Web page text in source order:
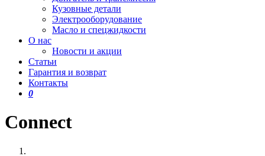
Кузовные детали
Электрооборудование
Масло и спецжидкости
О нас
Новости и акции
Статьи
Гарантия и возврат
Контакты
0
Connect